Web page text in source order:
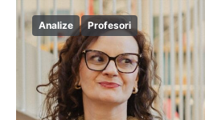
Analize Profesori